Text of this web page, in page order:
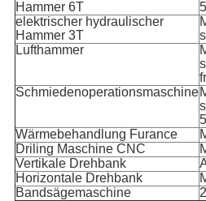
Hammer 6T
elektrischer hydraulischer
Hammer 3T
Lufthammer
Schmiedenoperationsmaschine
Wärmebehandlung Furance
Driling Maschine CNC
Vertikale Drehbank
Horizontale Drehbank
Bandsägemaschine